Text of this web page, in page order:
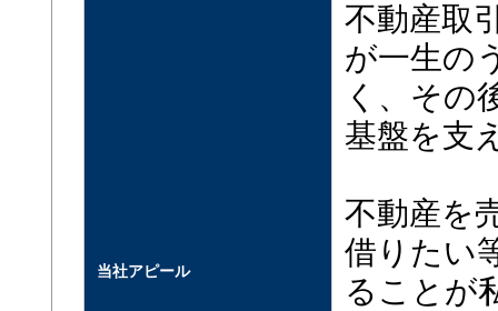
当社アピール
不動産取
が一生の
く、その
基盤を支
不動産を
借りたい
ることが